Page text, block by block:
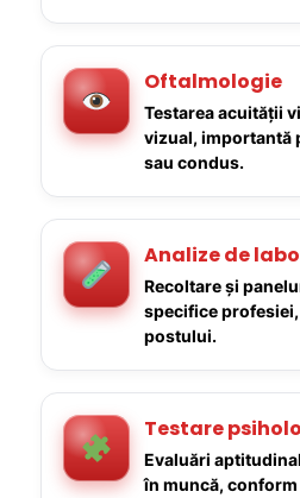
Oftalmologie
Testarea acuității
vizual, importantă
sau condus.
Analize de
Recoltare și
specifice
postului.
Testare
Evaluări
în muncă,